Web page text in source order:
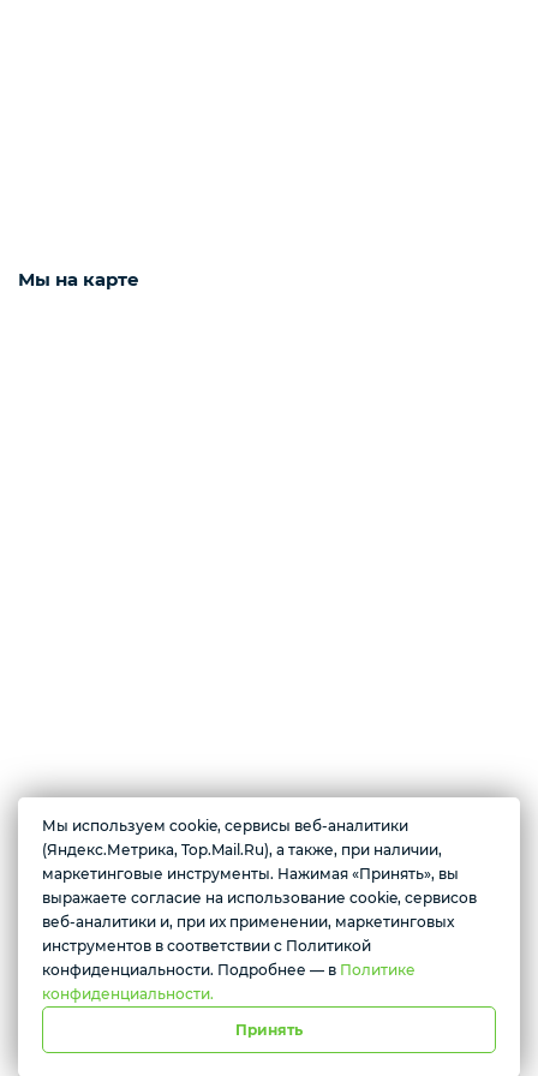
Мы на карте
О магазине
Магазин цифровой электроники. В продаже имеются по доступным
ценам: смартфоны, планшеты, смарт-часы, беспроводные наушники,
ноутбуки, игровые приставки, колонки, видеокарты, телевизоры и
многое другое.
г. Красноярск, ул. Абытаевская 2, офис 337
Мы используем cookie, сервисы веб-аналитики
(Яндекс.Метрика, Top.Mail.Ru), а также, при наличии,
маркетинговые инструменты. Нажимая «Принять», вы
выражаете согласие на использование cookie, сервисов
веб-аналитики и, при их применении, маркетинговых
инструментов в соответствии с Политикой
конфиденциальности. Подробнее — в Политике
конфиденциальности.
Принять
Желаете подозвать сотрудника
Да Нет